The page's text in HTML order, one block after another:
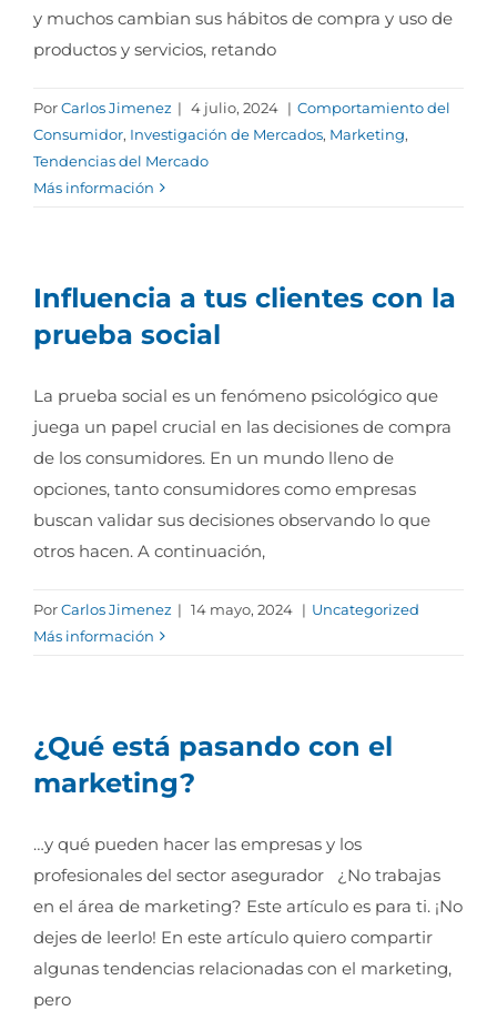
y muchos cambian sus hábitos de compra y uso de
productos y servicios, retando
PorCarlos Jimenez | 4 julio, 2024 | Comportamiento del
Consumidor, Investigación de Mercados, Marketing,
Tendencias del Mercado
Más información
Influencia a tus clientes con la
prueba social
La prueba social es un fenómeno psicológico que
juega un papel crucial en las decisiones de compra
de los consumidores. En un mundo lleno de
opciones, tanto consumidores como empresas
buscan validar sus decisiones observando lo que
otros hacen. A continuación,
PorCarlos Jimenez | 14 mayo, 2024 | Uncategorized
Más información
¿Qué está pasando con el
marketing?
…y qué pueden hacer las empresas y los
profesionales del sector asegurador ¿No trabajas
en el área de marketing? Este artículo es para ti. ¡No
dejes de leerlo! En este artículo quiero compartir
algunas tendencias relacionadas con el marketing,
pero